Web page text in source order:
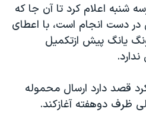
صلح
«سی‌پک»
شنبه اعلام کرد تا آن جا که
در دست انجام است، با اعطای
يانگ پيش ازتکميل
قصد دارد ارسال محموله
ظرف دوهفته آغازکند.